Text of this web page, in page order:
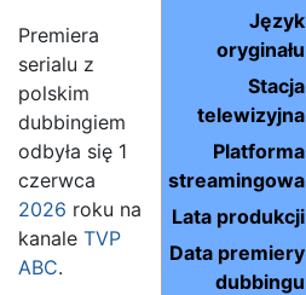
Język
oryginału
Stacja
telewizyjna
Platforma
streamingowa
Lata produkcji
Data premiery
dubbingu
Premiera
serialu z
polskim
dubbingiem
odbyła się 1
czerwca
2026 roku na
kanale TVP
ABC.